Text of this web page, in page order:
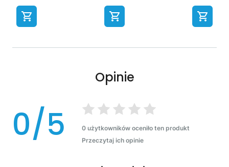
Opinie
0/5
0 użytkowników oceniło ten produkt
Przeczytaj ich opinie